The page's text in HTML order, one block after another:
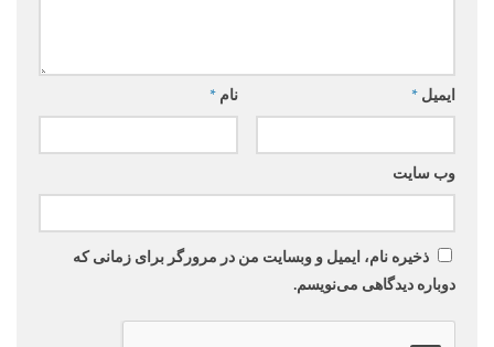
نام * ایمیل *
وب‌ سایت
ذخیره نام، ایمیل و وبسایت من در مرورگر برای زمانی که
دوباره دیدگاهی می‌نویسم.